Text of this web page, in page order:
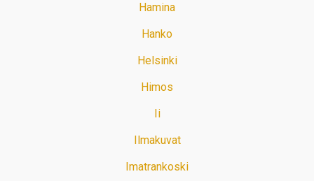
Hamina
Hanko
Helsinki
Himos
Ii
Ilmakuvat
Imatrankoski